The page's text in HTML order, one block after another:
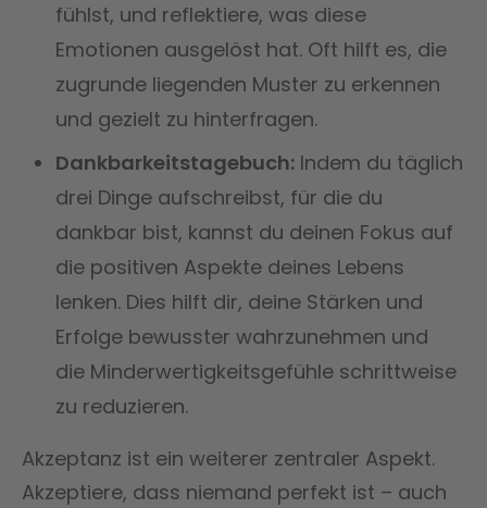
fühlst, und reflektiere, was diese
Emotionen ausgelöst hat. Oft hilft es, die
zugrunde liegenden Muster zu erkennen
und gezielt zu hinterfragen.
Dankbarkeitstagebuch: Indem du täglich
drei Dinge aufschreibst, für die du
dankbar bist, kannst du deinen Fokus auf
die positiven Aspekte deines Lebens
lenken. Dies hilft dir, deine Stärken und
Erfolge bewusster wahrzunehmen und
die Minderwertigkeitsgefühle schrittweise
zu reduzieren.
Akzeptanz ist ein weiterer zentraler Aspekt.
Akzeptiere, dass niemand perfekt ist – auch